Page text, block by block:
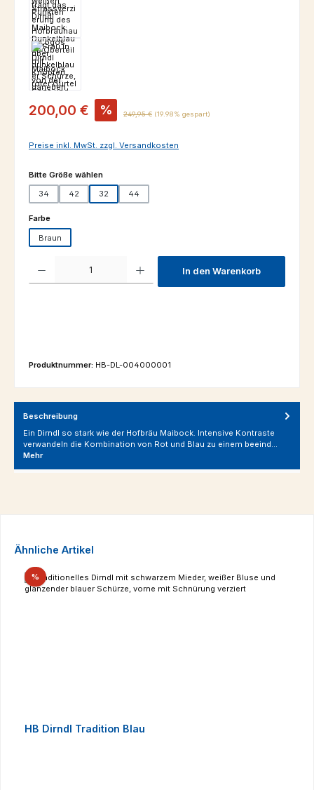
Verkaufspreis:
200,00 € % Regulärer Preis:
249,95 € (19.98% gespart)
Preise inkl. MwSt. zzgl. Versandkosten
Bitte Größe wählenauswählen
34 42 32 44
Farbeauswählen
Braun
In den Warenkorb
Produktnummer: HB-DL-004000001
Beschreibung
Ein Dirndl so stark wie der Hofbräu Maibock. Intensive Kontraste
verwandeln die Kombination von Rot und Blau zu einem beeind…
Mehr
Produktgalerie überspringen
Ähnliche Artikel
%Rabatt
HB Dirndl Tradition Blau